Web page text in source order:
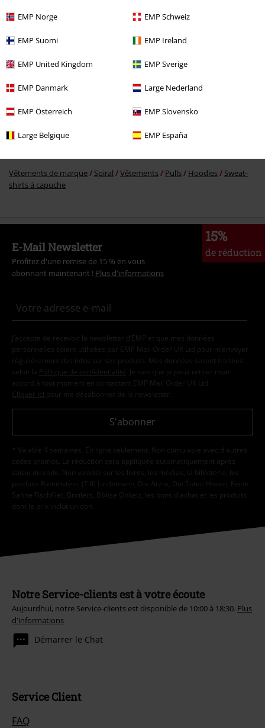
EMP Norge EMP Schweiz
EMP Suomi EMP Ireland
EMP United Kingdom EMP Sverige
EMP Danmark Large Nederland
EMP Österreich EMP Slovensko
Large Belgique EMP España
€ 45,99
Plus de catégories. Plus d'options.
Vêtements de marque Spiral Vêtements Pulls Hoodies
Sweat-
shirts à capuche
15%
de réduction
E-Mail Newsletter
Profitez d'une remise de 15 % en vous
abonnant maintenant ! Plus d'informations
J’accepte de recevoir la newsletter d’EMP et que mes données
personnelles soient utilisées par EMP Mail Order UK Ltd pour m’envoyer
régulièrement des infos sur ses produits. Mes données seront traitées
selon la
Politique de confidentialité . Je sais que je peux retirer mon
accord à tout moment en contactant EMP Mail Order UK Ltd.
Cliquer ici pour me désabonner de la newsletter.
S'abonner
* Valable 4 semaines. En ligne seulement. Non cumulable avec d'autres
codes promos. La réduction sera appliquée automatiquement après
saisie du code. Non valable sur les livres, les médias, la billetterie, les
produits Rammstein, (Till) Lindemann, Die Ärzte, Die Toten Hosen, Feine
Sahne Fischfilet, Broilers, Böhse Onkelz, les bons d'achat et les produits
dont le prix inclut un don.
Notre Service-clients est à votre écoute
Aujourdhui, notre Service-clients est disponible de 10:00 à 18:30. Plus
d'informations
Démarrer le Chat
Service Client
FAQ